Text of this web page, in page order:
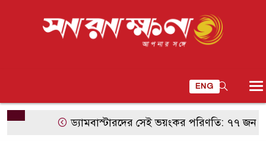
ENG
ড্যামবাস্টারদের সেই ভয়ংকর পরিণতি: ৭৭ জন